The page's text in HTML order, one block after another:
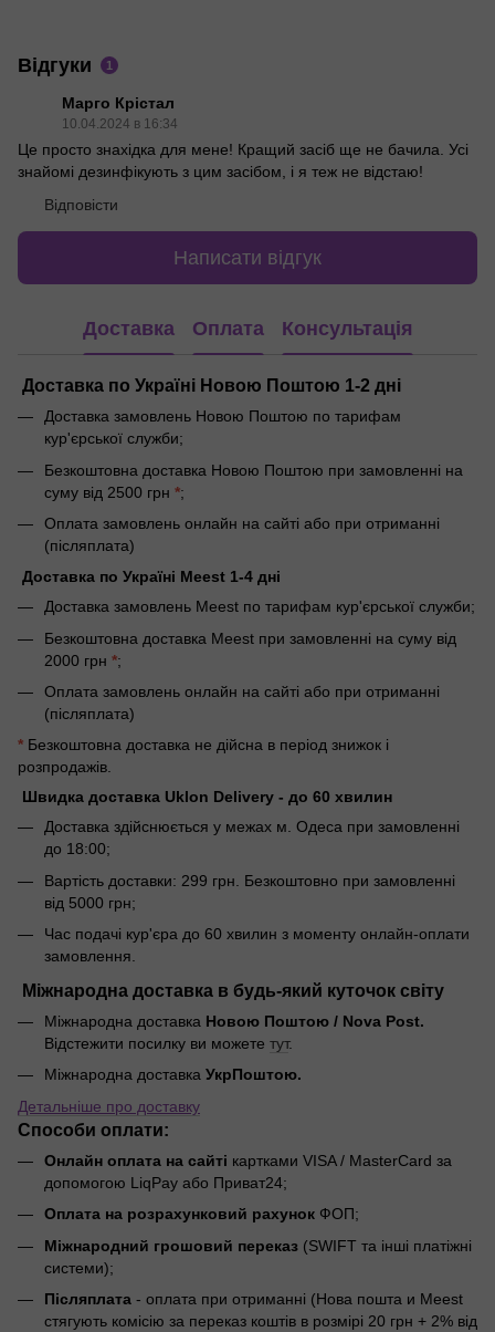
Відгуки 1
Марго Крістал
10.04.2024 в 16:34
Це просто знахідка для мене! Кращий засіб ще не бачила. Усі
знайомі дезинфікують з цим засібом, і я теж не відстаю!
Відповісти
Написати відгук
Доставка Оплата Консультація
Доставка по Україні Новою Поштою 1-2 дні
Доставка замовлень Новою Поштою по тарифам
кур'єрської служби;
Безкоштовна доставка Новою Поштою при замовленні на
суму від 2500 грн *;
Оплата замовлень онлайн на сайті або при отриманні
(післяплата)
Доставка по Україні Meest 1-4 дні
Доставка замовлень Meest по тарифам кур'єрської служби;
Безкоштовна доставка Meest при замовленні на суму від
2000 грн *;
Оплата замовлень онлайн на сайті або при отриманні
(післяплата)
* Безкоштовна доставка не дійсна в період знижок і
розпродажів.
Швидка доставка Uklon Delivery - до 60 хвилин
Доставка здійснюється у межах м. Одеса при замовленні
до 18:00;
Вартість доставки: 299 грн. Безкоштовно при замовленні
від 5000 грн;
Час подачі кур'єра до 60 хвилин з моменту онлайн-оплати
замовлення.
Міжнародна доставка в будь-який куточок світу
Міжнародна доставка Новою Поштою / Nova Post.
Відстежити посилку ви можете тут.
Міжнародна доставка УкрПоштою.
Детальніше про доставку
Способи оплати:
Онлайн оплата на сайті картками VISA / MasterCard за
допомогою LiqPay або Приват24;
Оплата на розрахунковий рахунок ФОП;
Міжнародний грошовий переказ (SWIFT та інші платіжні
системи);
Післяплата - оплата при отриманні (Нова пошта и Meest
стягують комісію за переказ коштів в розмірі 20 грн + 2% від